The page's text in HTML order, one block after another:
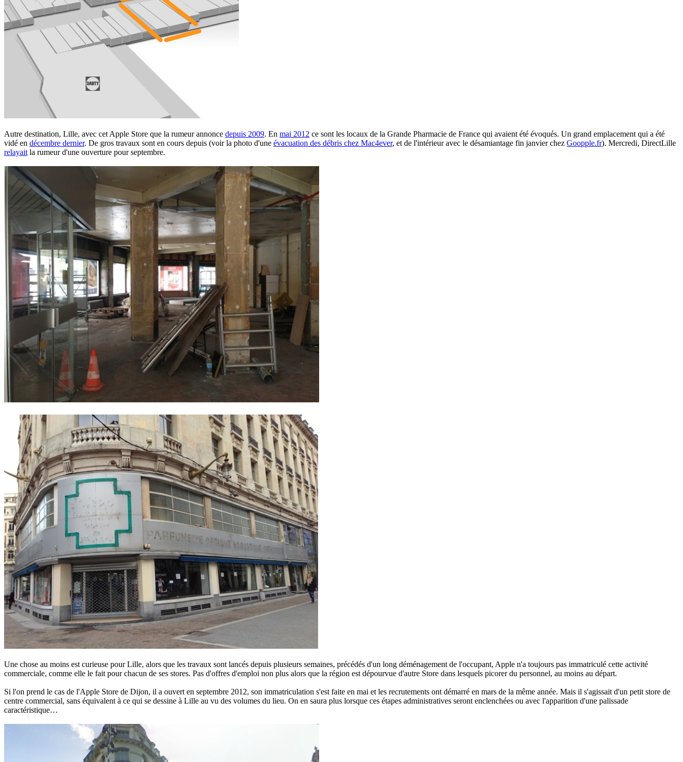
Autre destination, Lille, avec cet Apple Store que la rumeur annonce depuis 2009. En mai 2012 ce sont les locaux de la Grande Pharmacie de France qui avaient été évoqués. Un grand emplacement qui a été
vidé en décembre dernier. De gros travaux sont en cours depuis (voir la photo d'une évacuation des débris chez Mac4ever, et de l'intérieur avec le désamiantage fin janvier chez Goopple.fr). Mercredi, DirectLille
relayait la rumeur d'une ouverture pour septembre.
Une chose au moins est curieuse pour Lille, alors que les travaux sont lancés depuis plusieurs semaines, précédés d'un long déménagement de l'occupant, Apple n'a toujours pas immatriculé cette activité
commerciale, comme elle le fait pour chacun de ses stores. Pas d'offres d'emploi non plus alors que la région est dépourvue d'autre Store dans lesquels picorer du personnel, au moins au départ.
Si l'on prend le cas de l'Apple Store de Dijon, il a ouvert en septembre 2012, son immatriculation s'est faite en mai et les recrutements ont démarré en mars de la même année. Mais il s'agissait d'un petit store de
centre commercial, sans équivalent à ce qui se dessine à Lille au vu des volumes du lieu. On en saura plus lorsque ces étapes administratives seront enclenchées ou avec l'apparition d'une palissade
caractéristique…